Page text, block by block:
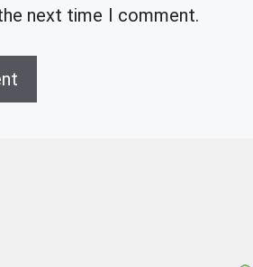
next time I comment.